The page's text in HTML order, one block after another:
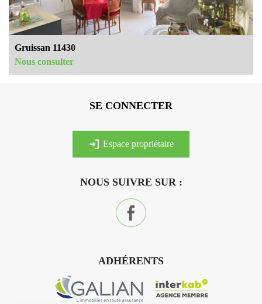
Gruissan 11430
Nous consulter
NOUS SUIVRE SUR :
ADHÉRENTS
SE CONNECTER
espace propriétaire